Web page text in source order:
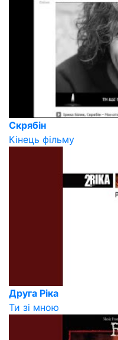
Скрябін
Кінець фільму
Друга Ріка
Ти зі мною